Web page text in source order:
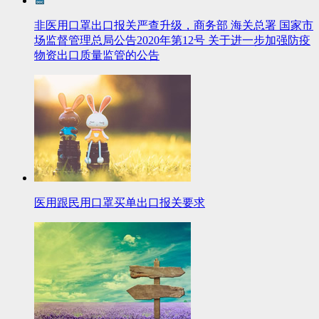
非医用口罩出口报关严查升级，商务部 海关总署 国家市
场监督管理总局公告2020年第12号 关于进一步加强防疫
物资出口质量监管的公告
医用跟民用口罩买单出口报关要求